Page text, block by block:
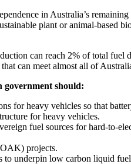
in Australia’s
plant or animal-based
can reach 2% of total
between states.​​​​‌
fuel sources for hard-to-
region.​​​​‌